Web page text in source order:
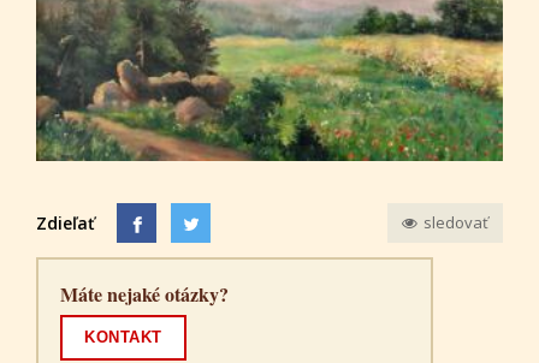
Zdieľať sledovať
Máte nejaké otázky?
KONTAKT